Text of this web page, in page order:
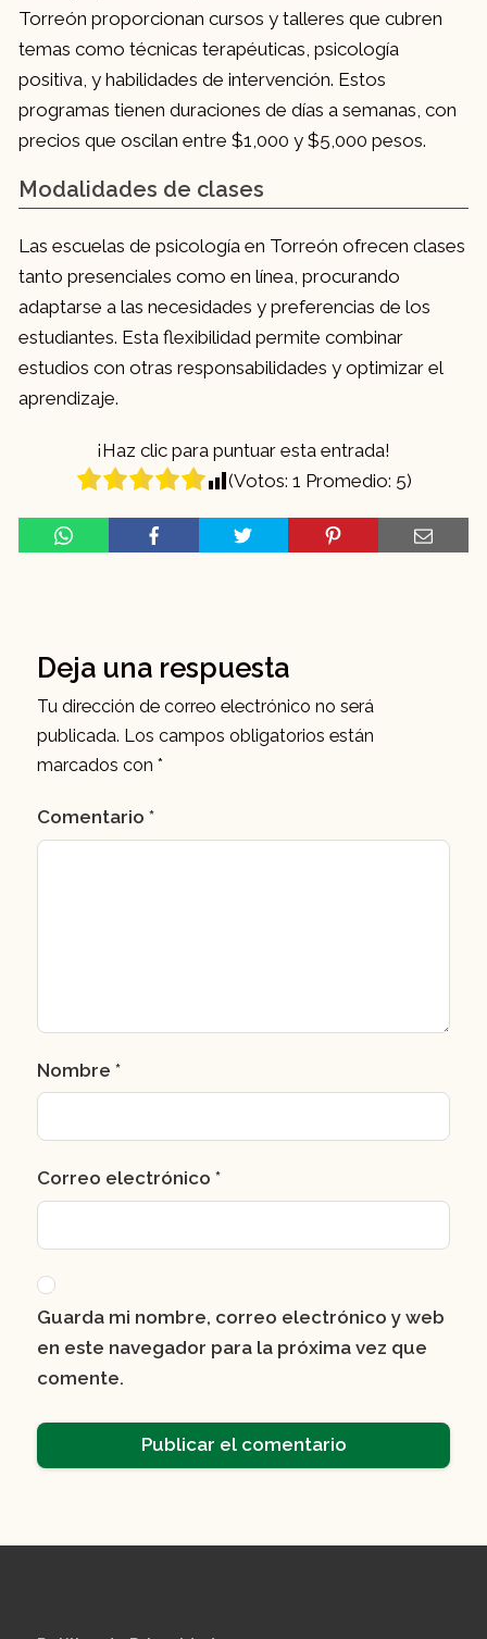
Torreón proporcionan cursos y talleres que cubren
temas como técnicas terapéuticas, psicología
positiva, y habilidades de intervención. Estos
programas tienen duraciones de días a semanas, con
precios que oscilan entre $1,000 y $5,000 pesos.
Modalidades de clases
Las escuelas de psicología en Torreón ofrecen clases
tanto presenciales como en línea, procurando
adaptarse a las necesidades y preferencias de los
estudiantes. Esta flexibilidad permite combinar
estudios con otras responsabilidades y optimizar el
aprendizaje.
¡Haz clic para puntuar esta entrada!
(Votos: 1 Promedio: 5)
Deja una respuesta
Tu dirección de correo electrónico no será
publicada. Los campos obligatorios están
marcados con *
Comentario *
Nombre *
Correo electrónico *
Guarda mi nombre, correo electrónico y web
en este navegador para la próxima vez que
comente.